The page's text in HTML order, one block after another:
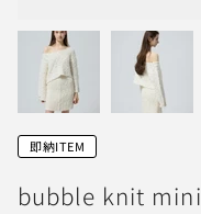
即納ITEM
bubble knit